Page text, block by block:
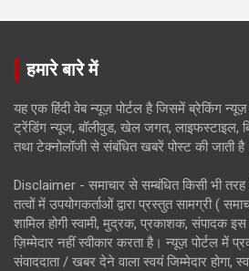
हमारे बारे में
यह एक हिंदी वेब न्यूज़ पोर्टल है जिसमें ब्रेकिंग
ट्रेंडिंग न्यूज, बॉलीवुड, खेल जगत, लाइफस्टाइल,
तथा टेक्नोलॉजी से संबंधित खबरें पोस्ट की जाती
Disclaimer - समाचार से सम्बंधित किसी भी
तत्वों में उपयोगकर्ताओं द्वारा प्रस्तुत सामग्री (
शामिल होगी स्वामी, मुद्रक, प्रकाशक, संपादक
ज़िम्मेदार नहीं स्वीकार करता है। न्यूज़ पोर्टल में
संवाददाता / खबर देने वाला स्वयं जिम्मेदार होगा,